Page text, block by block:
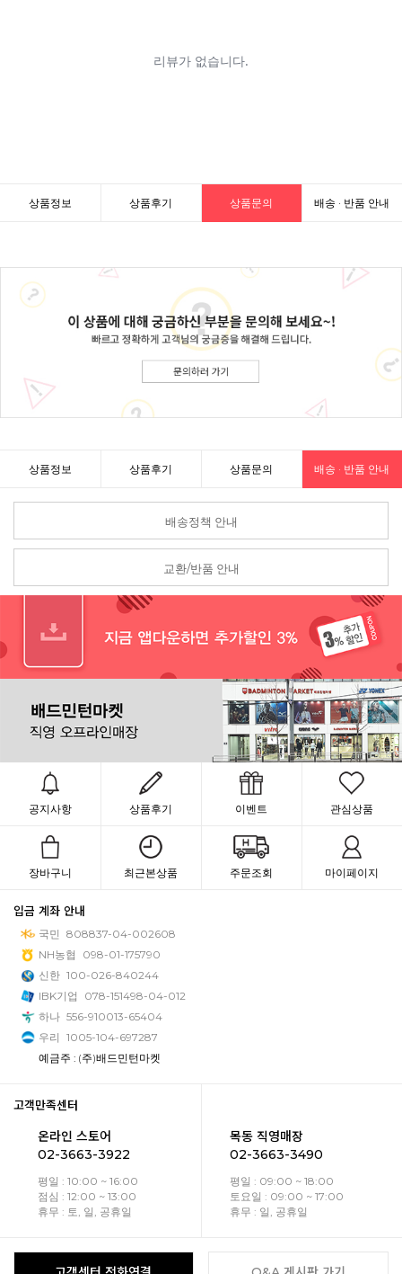
상품정보 상품후기 상품문의 배송 · 반품 안내
상품정보 상품후기 상품문의 배송 · 반품 안내
배송정책 안내
교환/반품 안내
공지사항 상품후기 이벤트 관심상품
장바구니 최근본상품 주문조회 마이페이지
입금 계좌 안내
국민 808837-04-002608
NH농협
098-01-175790
신한 100-026-840244
IBK기업
078-151498-04-012
하나 556-910013-65404
우리 1005-104-697287
예금주 : (주)배드민턴마켓
고객만족센터
온라인 스토어
02-3663-3922
평일 : 10:00 ~ 16:00
점심 : 12:00 ~ 13:00
휴무 : 토, 일, 공휴일
목동 직영매장
02-3663-3490
평일 : 09:00 ~ 18:00
토요일 : 09:00 ~ 17:00
휴무 : 일, 공휴일